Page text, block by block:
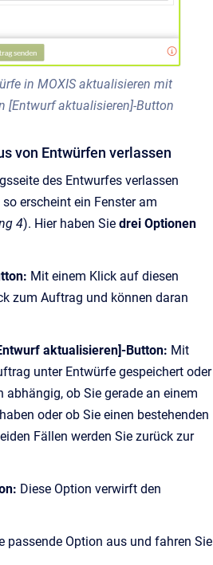
in MOXIS aktualisieren mit
[Entwurf aktualisieren]-Button
von Entwürfen verlassen
des Entwurfes verlassen
erscheint ein Fenster am
4). Hier haben Sie drei Optionen
Mit einem Klick auf diesen
zum Auftrag und können daran
aktualisieren]-Button: Mit
unter Entwürfe gespeichert oder
ob Sie gerade an einem
oder ob Sie einen bestehenden
Fällen werden Sie zurück zur
Diese Option verwirft den
passende Option aus und fahren Sie